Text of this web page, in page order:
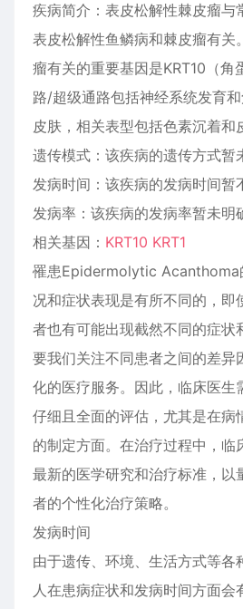
疾病简介：表皮松解性棘皮瘤与
表皮松解性鱼鳞病和棘皮瘤有关
瘤有关的重要基因是KRT10（角
路/超级通路包括神经系统发育
皮肤，相关表型包括色素沉着和
遗传模式：该疾病的遗传方式暂
发病时间：该疾病的发病时间暂
发病率：该疾病的发病率暂未明
相关基因： KRT10 KRT1
罹患Epidermolytic Acanthoma
况和症状表现是有所不同的，即
者也有可能出现截然不同的症状
要我们关注不同患者之间的差异
化的医疗服务。因此，临床医生
仔细且全面的评估，尤其是在病
的制定方面。在治疗过程中，临
最新的医学研究和治疗标准，以
者的个性化治疗策略。
发病时间
由于遗传、环境、生活方式等各
人在患病症状和发病时间方面会